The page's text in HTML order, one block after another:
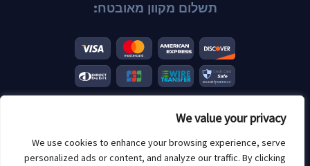
We value your privacy
We use cookies to enhance your browsing experience, serve
personalized ads or content, and analyze our traffic. By clicking
תשלום מקוון מאובטח:
© 2026 Scannero.blog. כל המותגים הם קניינם של בעליהם.
הגבלת גיל: 18+